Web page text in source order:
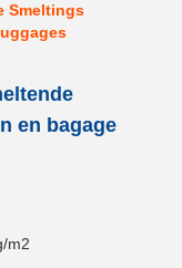
Smeltings
en bagage
m2